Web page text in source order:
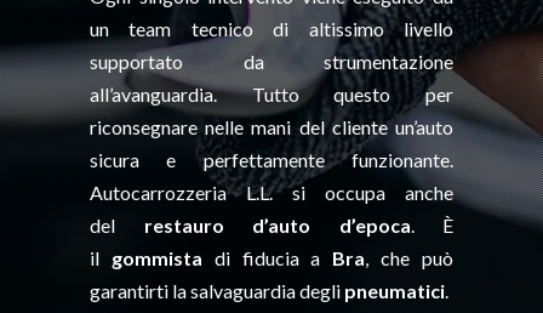
un team tecnico di altissimo livello
supportato da strumentazione
all’avanguardia. Tutto questo per
riconsegnare nelle mani del cliente un’auto
sicura e perfettamente funzionante.
Autocarrozzeria L.L. si occupa anche
del restauro d’auto d’epoca. È
il gommista di fiducia a Bra, che può
garantirti la salvaguardia degli pneumatici.